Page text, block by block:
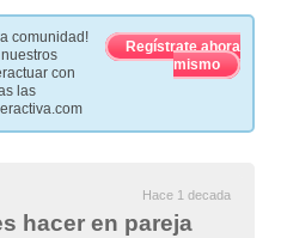
comunidad!
con
las
Regístrate ahora
mismo
Hace 1 decada
hacer en pareja